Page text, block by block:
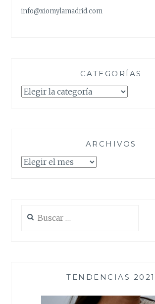
info@xiomylamadrid.com
CATEGORÍAS
Categorías
ARCHIVOS
Archivos
TENDENCIAS 2021